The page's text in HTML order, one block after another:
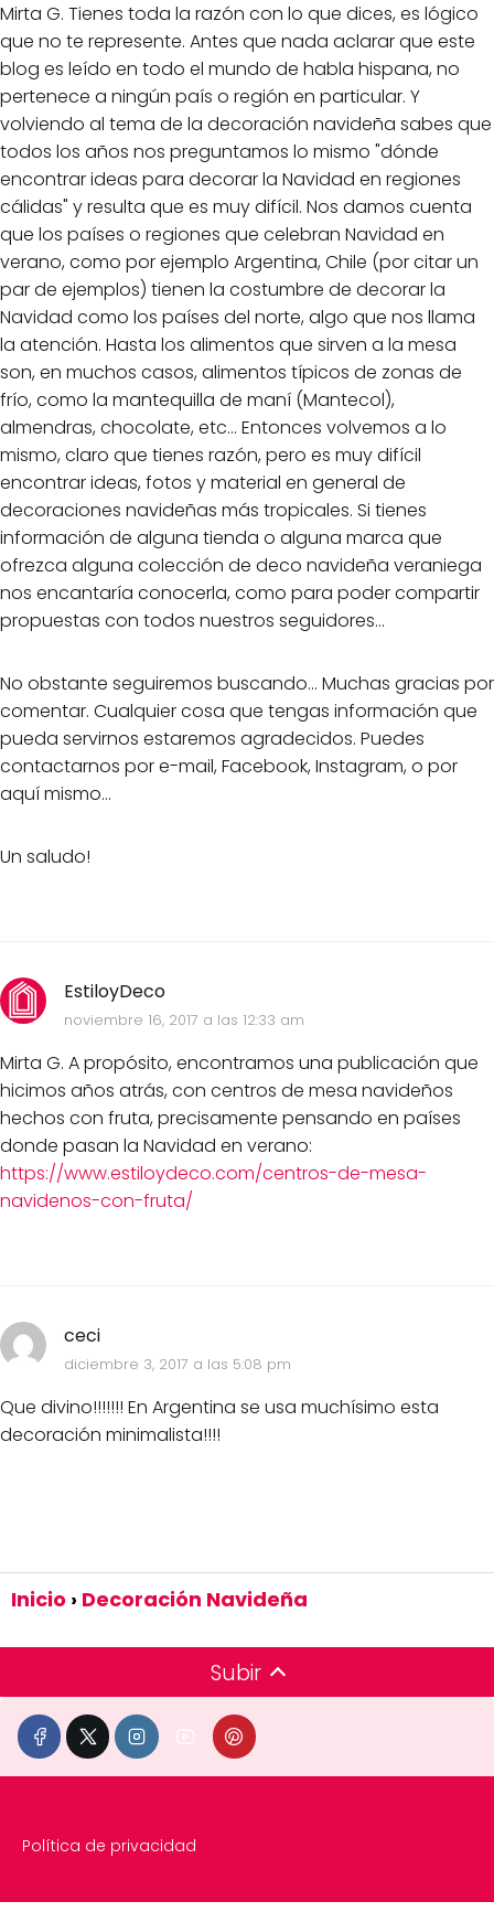
Mirta G. Tienes toda la razón con lo que dices, es lógico
que no te represente. Antes que nada aclarar que este
blog es leído en todo el mundo de habla hispana, no
pertenece a ningún país o región en particular. Y
volviendo al tema de la decoración navideña sabes que
todos los años nos preguntamos lo mismo "dónde
encontrar ideas para decorar la Navidad en regiones
cálidas" y resulta que es muy difícil. Nos damos cuenta
que los países o regiones que celebran Navidad en
verano, como por ejemplo Argentina, Chile (por citar un
par de ejemplos) tienen la costumbre de decorar la
Navidad como los países del norte, algo que nos llama
la atención. Hasta los alimentos que sirven a la mesa
son, en muchos casos, alimentos típicos de zonas de
frío, como la mantequilla de maní (Mantecol),
almendras, chocolate, etc... Entonces volvemos a lo
mismo, claro que tienes razón, pero es muy difícil
encontrar ideas, fotos y material en general de
decoraciones navideñas más tropicales. Si tienes
información de alguna tienda o alguna marca que
ofrezca alguna colección de deco navideña veraniega
nos encantaría conocerla, como para poder compartir
propuestas con todos nuestros seguidores...
No obstante seguiremos buscando... Muchas gracias por
comentar. Cualquier cosa que tengas información que
pueda servirnos estaremos agradecidos. Puedes
contactarnos por e-mail, Facebook, Instagram, o por
aquí mismo...
Un saludo!
EstiloyDeco
noviembre 16, 2017 a las 12:33 am
Mirta G. A propósito, encontramos una publicación que
hicimos años atrás, con centros de mesa navideños
hechos con fruta, precisamente pensando en países
donde pasan la Navidad en verano:
https://www.estiloydeco.com/centros-de-mesa-
navidenos-con-fruta/
ceci
diciembre 3, 2017 a las 5:08 pm
Que divino!!!!!!! En Argentina se usa muchísimo esta
decoración minimalista!!!!
Inicio Decoración Navideña
Subir
Política de privacidad